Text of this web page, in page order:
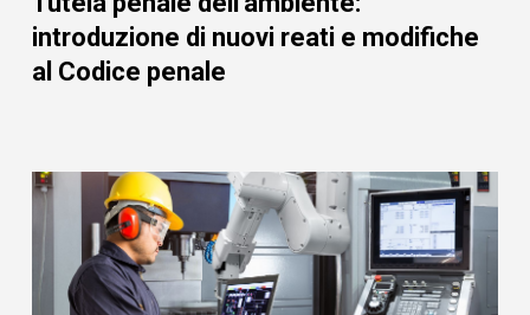
introduzione di nuovi reati e modifiche
al Codice penale